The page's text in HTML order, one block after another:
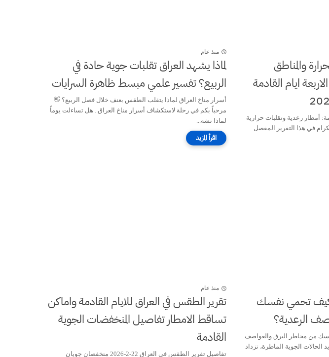
والمناطق
ايام القادمة
أمطار رعدية وتقلبات حرارية
في هذا التقرير المفصل
منذ عام
لماذا يشهد العراق تقلبات جوية حادة في
الربيع؟ تفسير علمي مبسط ظاهرة السرايات
أسرار مناخ العراق لماذا يتقلب الطقس بعنف خلال فصل الربيع؟ 👋
مرحباً بكم في رحلة لاستكشاف أسرار مناخ العراق . هل تساءلت يوماً
لماذا نشه...
كيف تحمي نفسك
الرعدية؟
من مخاطر البرق والعواصف
الحالات الجوية الماطرة، تزداد
منذ عام
تقرير الطقس في العراق للايام القادمة واماكن
تساقط الامطار تفاصيل المنخفضات الجوية
القادمة
تفاصيل تقرير الطقس في العراق 22-2-2026 منخفضان جويان